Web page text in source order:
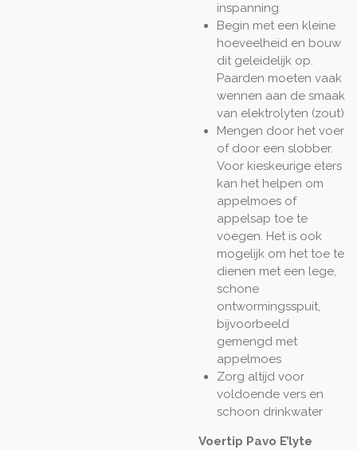
inspanning
Begin met een kleine
hoeveelheid en bouw
dit geleidelijk op.
Paarden moeten vaak
wennen aan de smaak
van elektrolyten (zout)
Mengen door het voer
of door een slobber.
Voor kieskeurige eters
kan het helpen om
appelmoes of
appelsap toe te
voegen. Het is ook
mogelijk om het toe te
dienen met een lege,
schone
ontwormingsspuit,
bijvoorbeeld
gemengd met
appelmoes
Zorg altijd voor
voldoende vers en
schoon drinkwater
Voertip Pavo E’lyte